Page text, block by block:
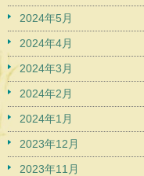
2024年5月
2024年4月
2024年3月
2024年2月
2024年1月
2023年12月
2023年11月